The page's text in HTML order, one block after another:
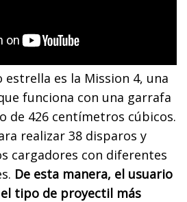
es la Mission 4, una
funciona con una garrafa
de 426 centímetros cúbicos.
realizar 38 disparos y
cargadores con diferentes
De esta manera, el usuario
tipo de proyectil más